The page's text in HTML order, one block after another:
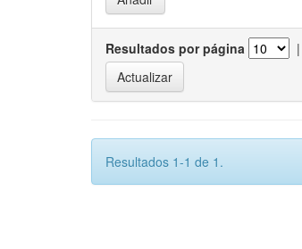
Resultados por página |
Resultados 1-1 de 1.